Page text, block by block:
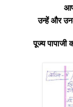
उन्हें और
पूज्य पापाजी